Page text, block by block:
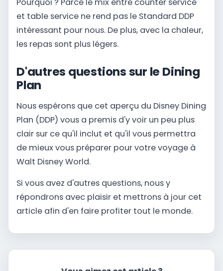
et table service ne rend pas le Standard DDP
intéressant pour nous. De plus, avec la chaleur,
les repas sont plus légers.
D'autres questions sur le Dining
Plan
Nous espérons que cet aperçu du Disney Dining
Plan (DDP) vous a premis d'y voir un peu plus
clair sur ce qu'il inclut et qu'il vous permettra
de mieux vous préparer pour votre voyage à
Walt Disney World.
Si vous avez d'autres questions, nous y
répondrons avec plaisir et mettrons à jour cet
article afin d'en faire profiter tout le monde.